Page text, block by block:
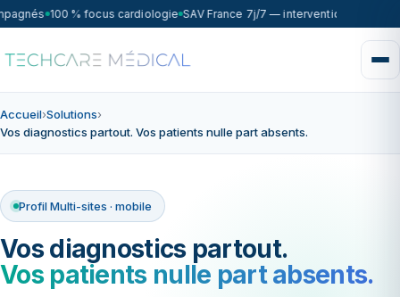
100 % focus cardiologie SAV France 7j/7 — intervention sous 72h
Accueil›Solutions›
Vos diagnostics partout. Vos patients nulle part absents.
Profil Multi-sites · mobile
Vos diagnostics partout.
Vos patients nulle part absents.